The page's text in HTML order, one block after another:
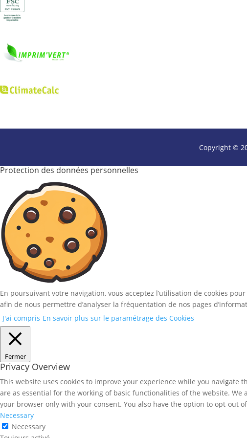
Copyright ©
Protection des données personnelles
En poursuivant votre navigation, vous acceptez l’utilisation de cookies
afin de nous permettre d’analyser la fréquentation de nos pages
J'ai compris En savoir plus sur le paramétrage des Cookies
Fermer
Privacy Overview
This website uses cookies to improve your experience while you navigate
are as essential for the working of basic functionalities of the website.
your browser only with your consent. You also have the option to opt-out
Necessary
Necessary